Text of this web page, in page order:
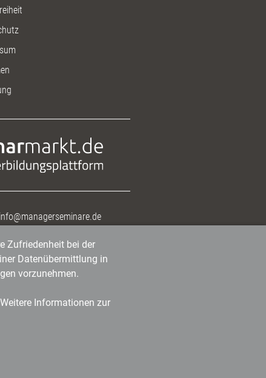
info@managerseminare.de
Zufriedenheit bei der
Datenübermittlung in
vorzunehmen.
Informationen zur